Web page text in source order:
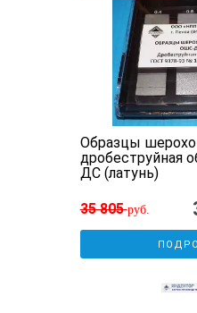
Образцы
дробеструйная
ДС (латунь)
35 805руб.